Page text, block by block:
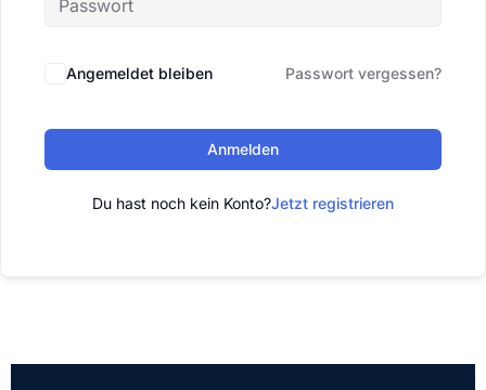
Angemeldet bleiben Passwort vergessen?
Anmelden
Du hast noch kein Konto?Jetzt registrieren